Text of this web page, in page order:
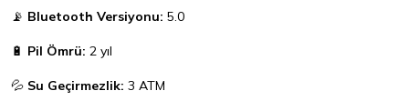
📡 Bluetooth Versiyonu: 5.0
🔋 Pil Ömrü: 2 yıl
💦 Su Geçirmezlik: 3 ATM